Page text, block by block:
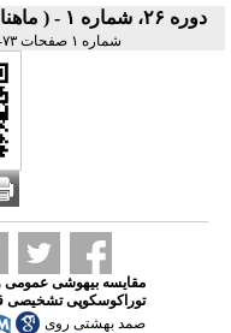
دوره ۲۶، شماره ۱ - ( ماهنامه فروردین ۱۳۹۴ )
شماره ۱ صفحات ۷۳-۶۴
مقایسه بیهوشی عمومی
توراکوسکوپی تشخیصی
صمد بهشتی روی